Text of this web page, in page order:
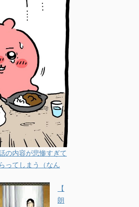
の内容が悲惨すぎて
ってしまう（なん
【
朗